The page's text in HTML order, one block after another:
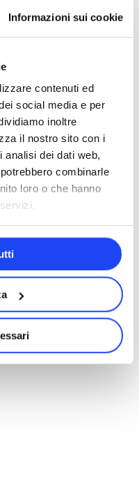
Informazioni sui cookie
contenuti ed
social media e per
inoltre
il nostro sito con i
analisi dei dati web,
combinarle
loro o che hanno
on
vedere tutte
i
su